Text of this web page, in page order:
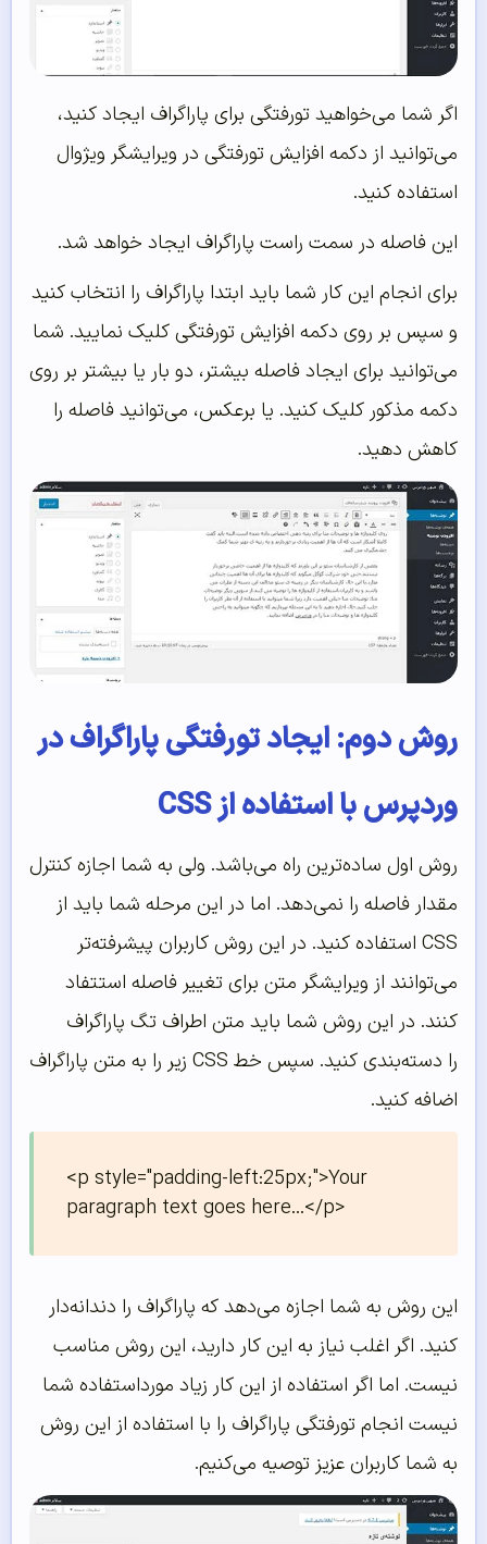
اگر شما می‌خواهید تورفتگی برای پاراگراف ایجاد کنید،
می‌توانید از دکمه افزایش تورفتگی در ویرایشگر ویژوال
استفاده کنید.
این فاصله در سمت راست پاراگراف ایجاد خواهد شد.
برای انجام این کار شما باید ابتدا پاراگراف را انتخاب کنید
و سپس بر روی دکمه افزایش تورفتگی کلیک نمایید. شما
می‌توانید برای ایجاد فاصله بیشتر، دو بار یا بیشتر بر روی
دکمه مذکور کلیک کنید. یا برعکس، می‌توانید فاصله را
کاهش دهید.
روش دوم: ایجاد تورفتگی پاراگراف در
وردپرس با استفاده از CSS
روش اول ساده‌ترین راه می‌باشد. ولی به شما اجازه کنترل
مقدار فاصله را نمی‌دهد. اما در این مرحله شما باید از
CSS استفاده کنید. در این روش کاربران پیشرفته‌تر
می‌توانند از ویرایشگر متن برای تغییر فاصله استتفاد
کنند. در این روش شما باید متن اطراف تگ پاراگراف
را دسته‌بندی کنید. سپس خط CSS زیر را به متن پاراگراف
اضافه کنید.
<p style="padding-left:25px;">Your
paragraph text goes here...</p>
این روش به شما اجازه می‌دهد که پاراگراف را دندانه‌دار
کنید. اگر اغلب نیاز به این کار دارید، این روش مناسب
نیست. اما اگر استفاده از این کار زیاد مورداستفاده شما
نیست انجام تورفتگی پاراگراف را با استفاده از این روش
به شما کاربران عزیز توصیه می‌کنیم.